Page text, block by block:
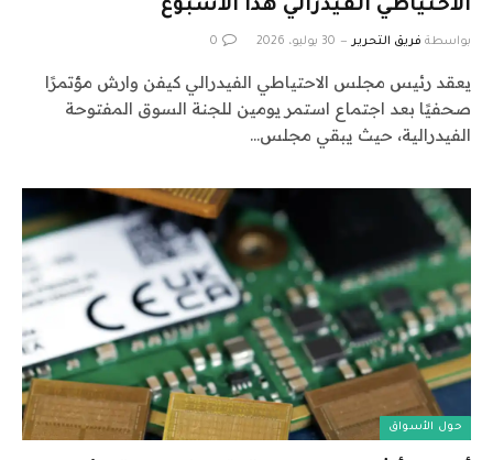
الاحتياطي الفيدرالي هذا الأسبوع
بواسطة فريق التحرير 30 يوليو، 2026 0
يعقد رئيس مجلس الاحتياطي الفيدرالي كيفن وارش مؤتمرًا
صحفيًا بعد اجتماع استمر يومين للجنة السوق المفتوحة
الفيدرالية، حيث يبقي مجلس…
حول الأسواق